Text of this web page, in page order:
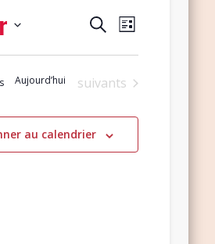
Recherche
et
navigation
vues
Évènements
RechercheNavigation
vues
Évènement
Liste
Aujourd’hui Évènements
suivants
au calendrier